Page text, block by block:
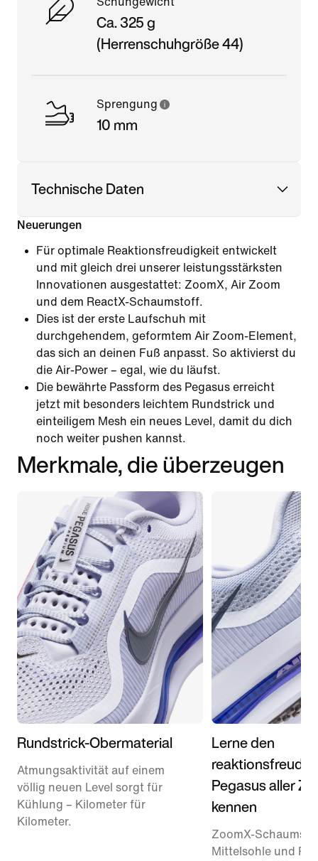
Ca. 325 g
(Herrenschuhgröße 44)
Sprengung
10 mm
Technische Daten
Neuerungen
Für optimale Reaktionsfreudigkeit entwickelt
und mit gleich drei unserer leistungsstärksten
Innovationen ausgestattet: ZoomX, Air Zoom
und dem ReactX-Schaumstoff.
Dies ist der erste Laufschuh mit
durchgehendem, geformtem Air Zoom-Element,
das sich an deinen Fuß anpasst. So aktivierst du
die Air-Power – egal, wie du läufst.
Die bewährte Passform des Pegasus erreicht
jetzt mit besonders leichtem Rundstrick und
einteiligem Mesh ein neues Level, damit du dich
noch weiter pushen kannst.
Merkmale, die überzeugen
Rundstrick-Obermaterial
Atmungsaktivität auf einem
völlig neuen Level sorgt für
Kühlung – Kilometer für
Kilometer.
Lerne den
Pegasus aller
kennen
ZoomX-
Mittelsohle und